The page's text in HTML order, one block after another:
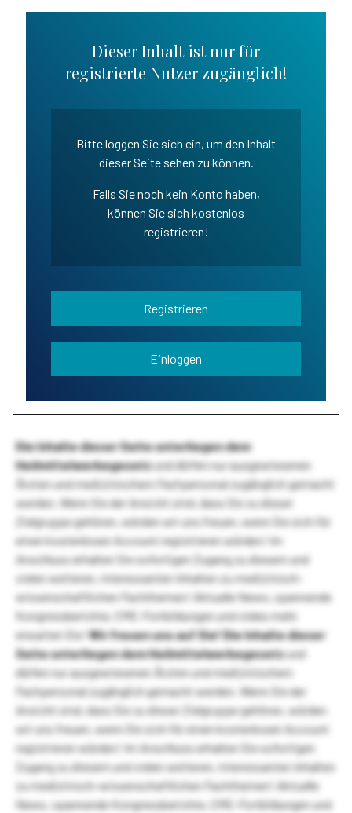
Dieser Inhalt ist nur für
registrierte Nutzer zugänglich!
Bitte loggen Sie sich ein, um den Inhalt
dieser Seite sehen zu können.
Falls Sie noch kein Konto haben,
können Sie sich kostenlos
registrieren!
Registrieren
Einloggen
Die Inhalte dieser Seite unterliegen dem
Heilmittelwerbegesetzund dürfen nur ausgewiesenen
Ärzten und medizinischem Fachpersonal zugänglich gemacht
werden. Wenn Sie der Ansicht sind, dass Sie zu dieser
Zielgruppe gehören, würden wir uns freuen, wenn Sie sich für
einen kostenlosen Account registrieren würden! Im
Anschluss erhalten Sie sofortigen Zugang zu diesem und
vielen weiteren, interessanten Inhalten zu medizinisch-
wissenschaftlichen Fachthemen! Aktuelle News, spannende
Kongressberichte, CME-Fortbildungen und vieles mehr
erwarten Sie!Wir freuen uns auf Sie!Die Inhalte dieser
Seite unterliegen dem Heilmittelwerbegesetzund
dürfen nur ausgewiesenen Ärzten und medizinischem
Fachpersonal zugänglich gemacht werden. Wenn Sie der
Ansicht sind, dass Sie zu dieser Zielgruppe gehören, würden
wir uns freuen, wenn Sie sich für einen kostenlosen Account
registrieren würden! Im Anschluss erhalten Sie sofortigen
Zugang zu diesem und vielen weiteren, interessanten Inhalten
zu medizinisch-wissenschaftlichen Fachthemen! Aktuelle
News, spannende Kongressberichte, CME-Fortbildungen und